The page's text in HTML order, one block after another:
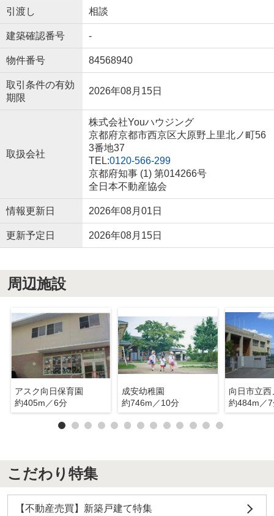
引渡し 相談
建築確認番号 -
物件番号 84568940
取引条件の有効
期限
2026年08月15日
取扱会社
株式会社Youハウジング
京都府京都市西京区大原野上里北ノ町56
3番地37
TEL:0120-566-299
京都府知事 (1) 第014266号
全日本不動産協会
情報更新日 2026年08月01日
更新予定日 2026年08月15日
周辺施設
アスク向日保育園
約405m／6分
成安幼稚園
約746m／10分
向日市立
約484m／
こだわり特集
【不動産売買】新築戸建て特集